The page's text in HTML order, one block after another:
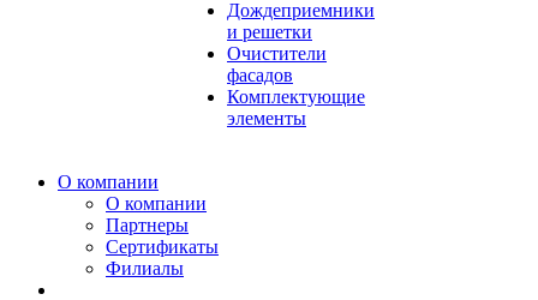
Дождеприемники
и решетки
Очистители
фасадов
Комплектующие
элементы
О компании
О компании
Партнеры
Сертификаты
Филиалы